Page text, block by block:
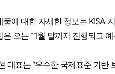
품에 대한 자세한 정보는 KISA
은 오는 11월 말까지 진행되고
대표는 “우수한 국제표준 기